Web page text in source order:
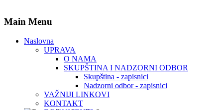
Main Menu
Naslovna
UPRAVA
O NAMA
SKUPŠTINA I NADZORNI ODBOR
Skupština - zapisnici
Nadzorni odbor - zapisnici
VAŽNIJI LINKOVI
KONTAKT